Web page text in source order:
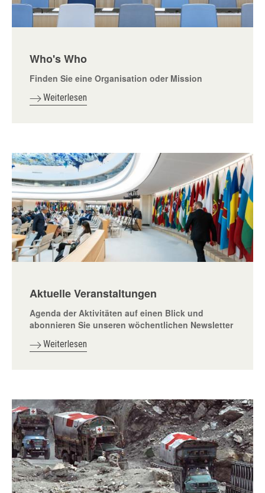
Who's Who
Finden Sie eine Organisation oder Mission
Weiterlesen
Aktuelle Veranstaltungen
Agenda der Aktivitäten auf einen Blick und
abonnieren Sie unseren wöchentlichen Newsletter
Weiterlesen